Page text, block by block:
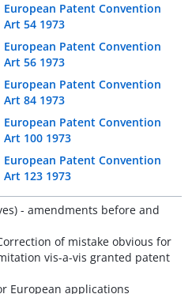
European Patent Convention
Art 54 1973
European Patent Convention
Art 56 1973
European Patent Convention
Art 84 1973
European Patent Convention
Art 100 1973
European Patent Convention
Art 123 1973
- amendments before and
of mistake obvious for
vis-a-vis granted patent
European applications